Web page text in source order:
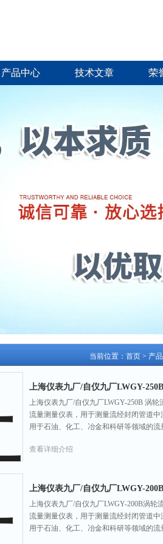
产品中心 技术文章 荣
当前位置： 首页 > 产
上海仪表九厂/自仪九厂LWGY-
上海仪表九厂/自仪九厂LWGY-250B 涡
流量测量仪表，用于测量流经封闭管道
用于石油、化工、冶金和科研等领域的流
查看详细介绍
上海仪表九厂/自仪九厂LWGY-
上海仪表九厂/自仪九厂LWGY-200B涡轮
流量测量仪表，用于测量流经封闭管道
用于石油、化工、冶金和科研等领域的流